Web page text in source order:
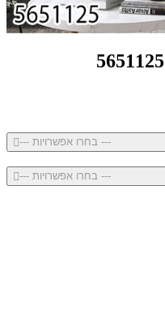
--- בחרו אפשרויות ---
--- בחרו אפשרויות ---